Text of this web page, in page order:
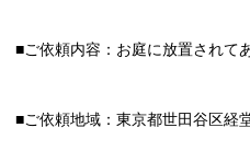
■ご依頼内容：お庭に放置されて
■ご依頼地域：東京都世田谷区経